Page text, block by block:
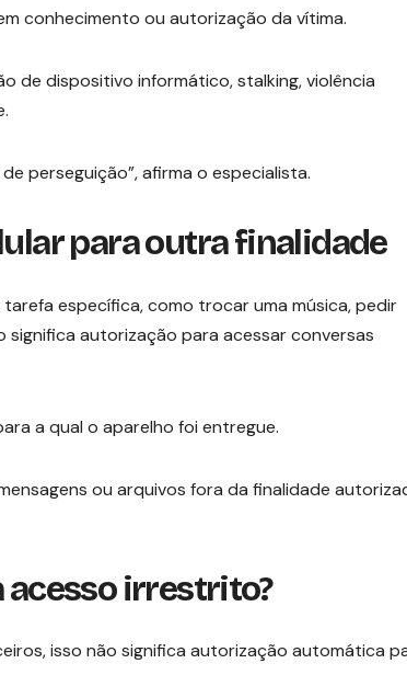
conhecimento ou autorização da vítima.
de dispositivo informático, stalking, violência
perseguição”, afirma o especialista.
para outra finalidade
específica, como trocar uma música, pedir
significa autorização para acessar conversas
a qual o aparelho foi entregue.
ou arquivos fora da finalidade
irrestrito?
isso não significa autorização automática